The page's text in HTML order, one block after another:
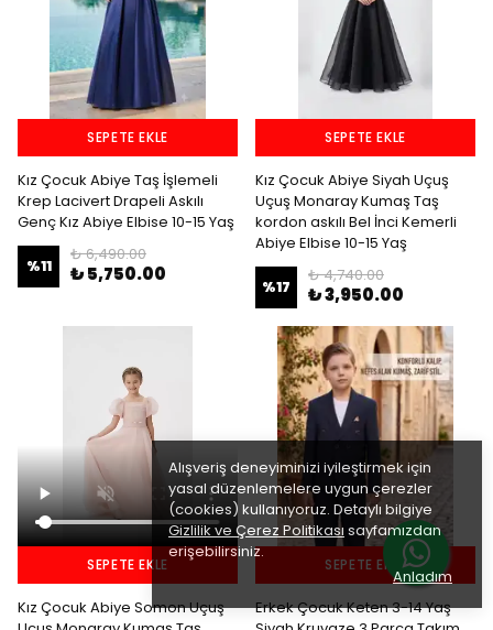
Alışveriş deneyiminizi iyileştirmek için
yasal düzenlemelere uygun çerezler
(cookies) kullanıyoruz. Detaylı bilgiye
Gizlilik ve Çerez Politikası sayfamızdan
erişebilirsiniz.
Anladım
SEPETE EKLE
Kız Çocuk Abiye Taş İşlemeli
Krep Lacivert Drapeli Askılı
Genç Kız Abiye Elbise 10-15 Yaş
%11
₺ 6,490.00
₺ 5,750.00
SEPETE EKLE
Kız Çocuk Abiye Siyah Uçuş
Uçuş Monaray Kumaş Taş
kordon askılı Bel İnci Kemerli
Abiye Elbise 10-15 Yaş
%17
₺ 4,740.00
₺ 3,950.00
SEPETE EKLE
Kız Çocuk Abiye Somon Uçuş
SEPETE EKLE
Erkek Çocuk Keten 3-14 Yaş